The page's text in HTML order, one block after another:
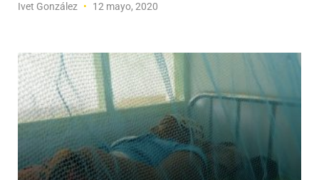
Ivet González 12 mayo, 2020